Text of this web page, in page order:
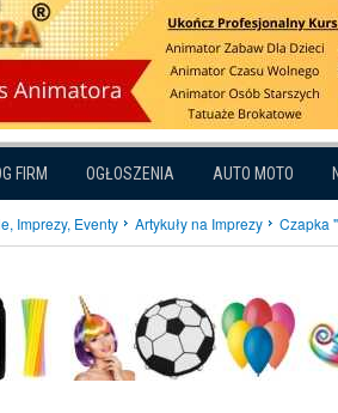
FIRM OGŁOSZENIA AUTO MOTO
Imprezy, Eventy Artykuły na Imprezy Czapka